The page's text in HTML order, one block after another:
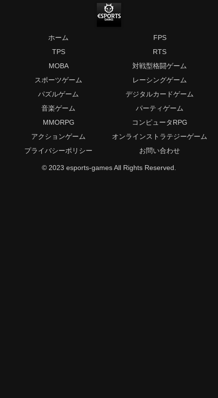
ホーム
FPS
TPS
RTS
MOBA
対戦型格闘ゲーム
スポーツゲーム
レーシングゲーム
パズルゲーム
デジタルカードゲーム
音楽ゲーム
パーティゲーム
MMORPG
コンピュータRPG
アクションゲーム
オンラインストラテジーゲーム
プライバシーポリシー
お問い合わせ
© 2023 esports-games All Rights Reserved.